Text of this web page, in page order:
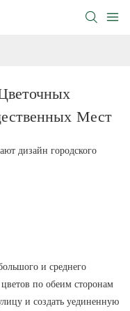
Мест
дизайн городского
и среднего
по обеим сторонам
и создать уединенную